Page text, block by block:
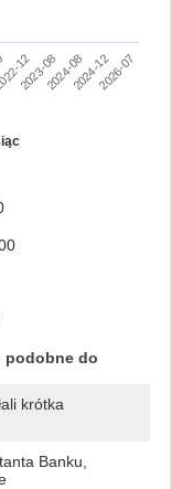
12
2023-082024-082024-122026-07
podobne do
krótka
Banku,